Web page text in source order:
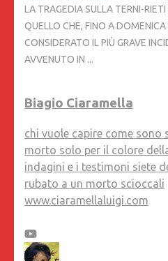
LA TRAGEDIA SULLA TERNI-
QUELLO CHE, FINO A DOMENICA
CONSIDERATO IL PIÙ GRAVE
AVVENUTO IN ...
Biagio Ciaramella
chi vuole capire come
morto solo per il colore
indagini e i testimoni siete
rubato a un morto scioccali
www.ciaramellaluigi.com